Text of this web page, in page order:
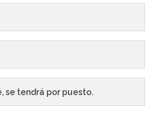
se tendrá por puesto.